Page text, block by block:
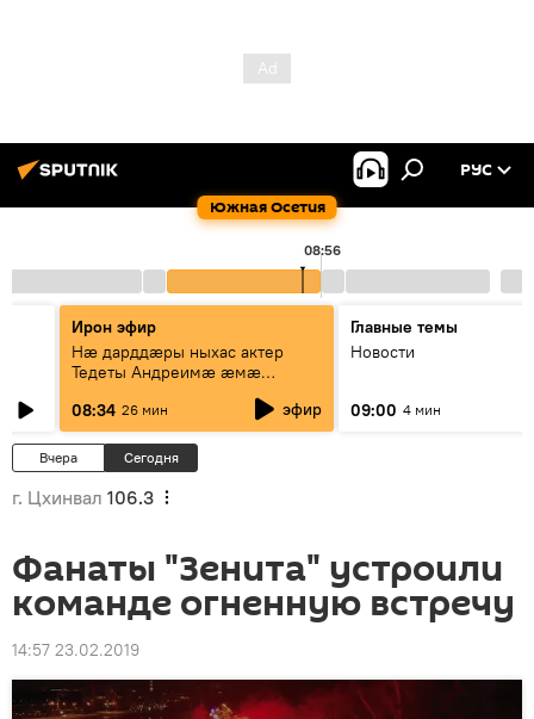
Южная Осетия
РУС
08:56
Ирон эфир
Нæ дарддæры ныхас актер
Тедеты Андреимæ æмæ
рубрикæ "Зæххыл рæстагон
хæст цыди"
08:34 26 мин эфир
Главные темы
Новости
09:00 4 мин
Вчера Сегодня
г. Цхинвал 106.3
Фанаты "Зенита" устроили
команде огненную встречу
14:57 23.02.2019